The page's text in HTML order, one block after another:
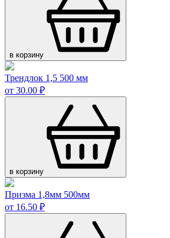
в корзину
Трендлок 1,5 500 мм
от 30.00 ₽
в корзину
Призма 1,8мм 500мм
от 16.50 ₽